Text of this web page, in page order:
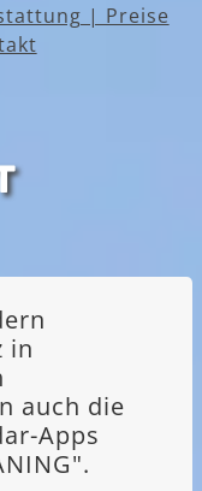
| Preise
in
auch die
Apps